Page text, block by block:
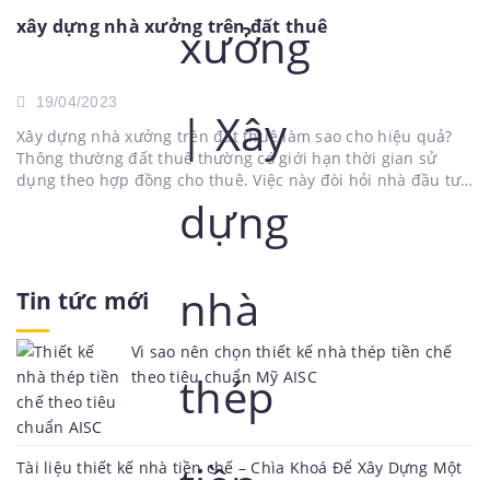
xây dựng nhà xưởng trên đất thuê
19/04/2023
Xây dựng nhà xưởng trên đất thuê làm sao cho hiệu quả?
Thông thường đất thuê thường có giới hạn thời gian sử
dụng theo hợp đồng cho thuê. Việc này đòi hỏi nhà đầu tư
cần tính toán kỹ giá thuê và chi phí xây dựng và lợi
Tin tức mới
Vì sao nên chọn thiết kế nhà thép tiền chế
theo tiêu chuẩn Mỹ AISC
Tài liệu thiết kế nhà tiền chế – Chìa Khoá Để Xây Dựng Một